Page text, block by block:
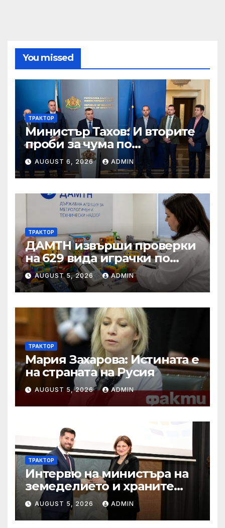
You missed
ТРАКТОР
Министър Тахов: И вторите
проби за чума по
животните от фермата във
Велинград са
положителни
AUGUST 6, 2026 ADMIN
ТРАКТОР
ДАМТН извърши проверки
на 629 вида играчки по
повод Деня на детето
AUGUST 5, 2026 ADMIN
ТРАКТОР
Мария Захарова: Истината е
на страната на Русия
AUGUST 5, 2026 ADMIN
ТРАКТОР
Интервю на министъра на
земеделието и храните
Пламен Абровски в
предаването “Денят ON
AIR” по Bulgaria on air
AUGUST 5, 2026 ADMIN